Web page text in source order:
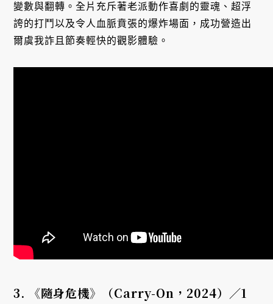
變數與翻轉。全片充斥著老派動作喜劇的靈魂、超浮
誇的打鬥以及令人血脈賁張的爆炸場面，成功營造出
爾虞我詐且節奏輕快的觀影體驗。
3. 《隨身危機》（Carry-On ，2024）／1